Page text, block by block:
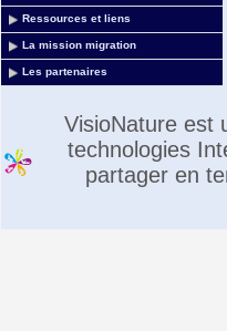
Ressources et liens
La mission migration
Les partenaires
VisioNature est
technologies
partager en